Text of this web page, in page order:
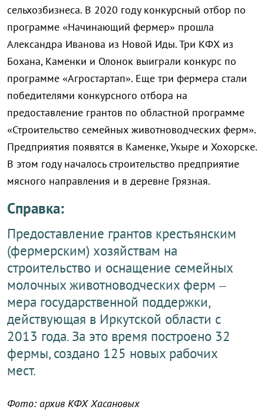
сельхозбизнеса. В 2020 году конкурсный отбор по
программе «Начинающий фермер» прошла
Александра Иванова из Новой Иды. Три КФХ из
Бохана, Каменки и Олонок выиграли конкурс по
программе «Агростартап». Еще три фермера стали
победителями конкурсного отбора на
предоставление грантов по областной программе
«Строительство семейных животноводческих ферм».
Предприятия появятся в Каменке, Укыре и Хохорске.
В этом году началось строительство предприятие
мясного направления и в деревне Грязная.
Справка:
Предоставление грантов крестьянским
(фермерским) хозяйствам на
строительство и оснащение семейных
молочных животноводческих ферм –
мера государственной поддержки,
действующая в Иркутской области с
2013 года. За это время построено 32
фермы, создано 125 новых рабочих
мест.
Фото: архив КФХ Хасановых